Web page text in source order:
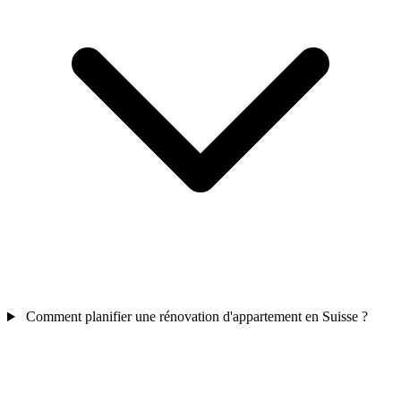
Comment planifier une rénovation d'appartement en Suisse ?